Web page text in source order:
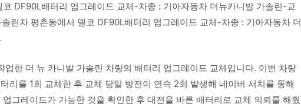
DF90L배터리 업그레이드 교체-차종 : 기아자동차 더뉴카니발 가솔린-교
린차 평촌동에서 델코 DF90L배터리 업그레이드 교체-차종 : 기아자동차 더
한 더 뉴 카니발 가솔린 차량의 배터리 업그레이드 교체입니다. 이번 차량
리를 1회 교체한 후 교체 당일 방전이 연속 2회 발생해 네이버 서치를 통해
그레이드가 가능한 것을 확인한 후 대전을 바른 배터리로 교체 의뢰를 해줬